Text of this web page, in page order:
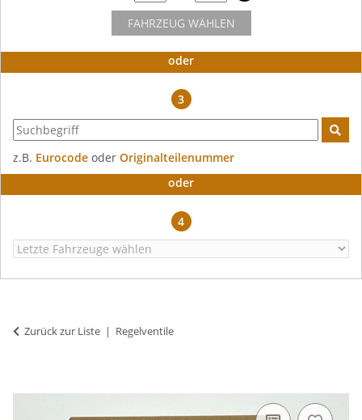
FAHRZEUG WÄHLEN
oder
3
z.B. Eurocode oder Originalteilenummer
oder
4
Zurück zur Liste Regelventile